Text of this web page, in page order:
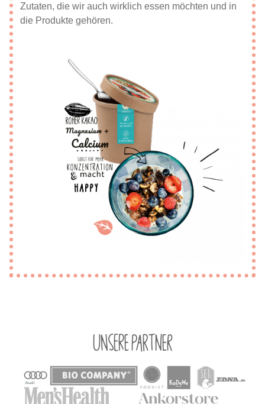
Zutaten, die wir auch wirklich essen möchten und in
die Produkte gehören.
Unsere Partner